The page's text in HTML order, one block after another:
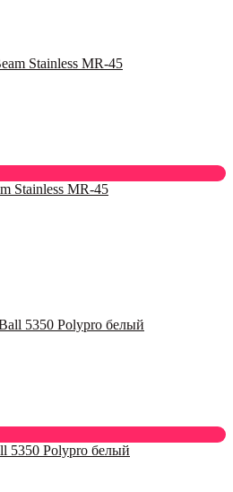
Stainless MR-45
5350 Polypro белый